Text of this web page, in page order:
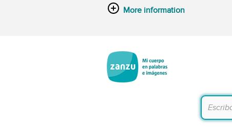
More information